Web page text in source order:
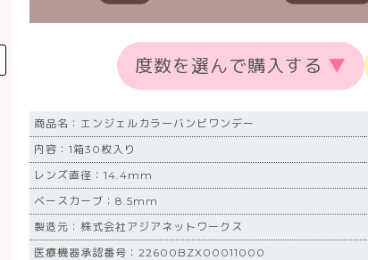
度数を選んで購入する ▼
商品名：エンジェルカラーバンビワンデー
内容：1箱30枚入り
レンズ直径：14.4mm
ベースカーブ：8.5mm
製造元：株式会社アジアネットワークス
医療機器承認番号：22600BZX00011000